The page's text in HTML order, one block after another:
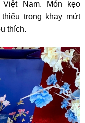
Nam. Món kẹo
trong khay mứt
thích.